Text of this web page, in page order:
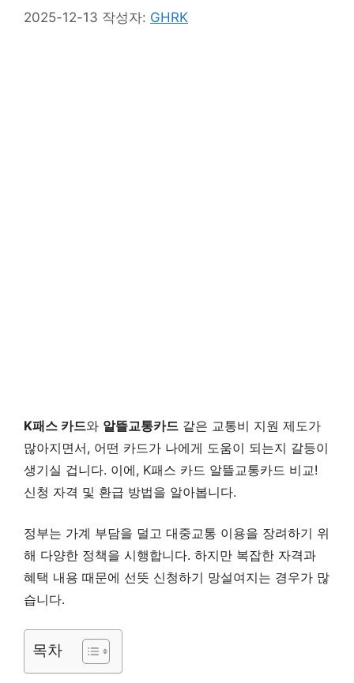
2025-12-13 작성자: GHRK
K패스 카드와 알뜰교통카드 같은 교통비 지원 제도가
많아지면서, 어떤 카드가 나에게 도움이 되는지 갈등이
생기실 겁니다. 이에, K패스 카드 알뜰교통카드 비교!
신청 자격 및 환급 방법을 알아봅니다.
정부는 가계 부담을 덜고 대중교통 이용을 장려하기 위
해 다양한 정책을 시행합니다. 하지만 복잡한 자격과
혜택 내용 때문에 선뜻 신청하기 망설여지는 경우가 많
습니다.
목차